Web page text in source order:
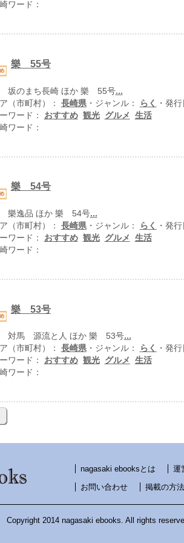
ワード：
樂 55号
坂のまち長崎 ほか 樂 55号...
（市町村）： 長崎県・ジャンル： らく
・発
ワード： おすすめ 観光 グルメ
生活
ワード：
樂 54号
樂逸品 ほか 樂 54号...
（市町村）： 長崎県・ジャンル： らく
・発
ワード： おすすめ 観光 グルメ
生活
ワード：
樂 53号
対馬 源流と人 ほか 樂 53号...
（市町村）： 長崎県・ジャンル： らく
・発
ワード： おすすめ 観光 グルメ
生活
ワード：
nagasaki ebooksとは 運
お問い合わせ
掲載の方法
Copyright 2014 nagasaki ebooks. All rights